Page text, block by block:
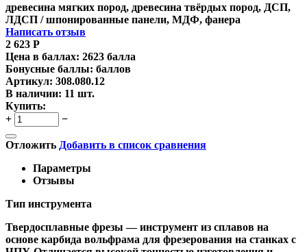
древесина мягких пород, древесина твёрдых пород, ДСП,
ЛДСП / шпонированные панели, МДФ, фанера
Написать отзыв
2 623 Р
Цена в баллах: 2623 балла
Бонусные баллы: баллов
Артикул: 308.080.12
В наличии: 11 шт.
Купить:
+
−
Отложить Добавить в список сравнения
Параметры
Отзывы
Тип инструмента
Твердосплавные фрезы — инструмент из сплавов на
основе карбида вольфрама для фрезерования на станках с